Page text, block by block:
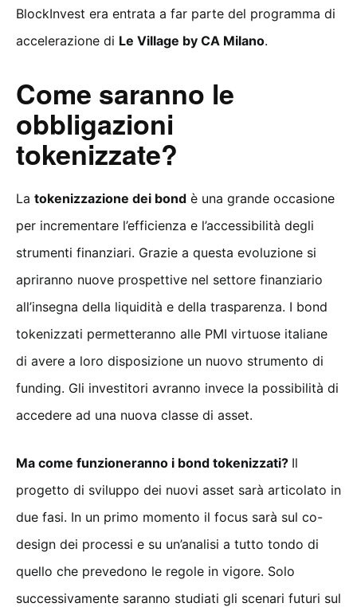
BlockInvest era entrata a far parte del programma di
accelerazione di Le Village by CA Milano.
Come saranno le
obbligazioni
tokenizzate?
La tokenizzazione dei bond è una grande occasione
per incrementare l’efficienza e l’accessibilità degli
strumenti finanziari. Grazie a questa evoluzione si
apriranno nuove prospettive nel settore finanziario
all’insegna della liquidità e della trasparenza. I bond
tokenizzati permetteranno alle PMI virtuose italiane
di avere a loro disposizione un nuovo strumento di
funding. Gli investitori avranno invece la possibilità di
accedere ad una nuova classe di asset.
Ma come funzioneranno i bond tokenizzati? Il
progetto di sviluppo dei nuovi asset sarà articolato in
due fasi. In un primo momento il focus sarà sul co-
design dei processi e su un’analisi a tutto tondo di
quello che prevedono le regole in vigore. Solo
successivamente saranno studiati gli scenari futuri sul